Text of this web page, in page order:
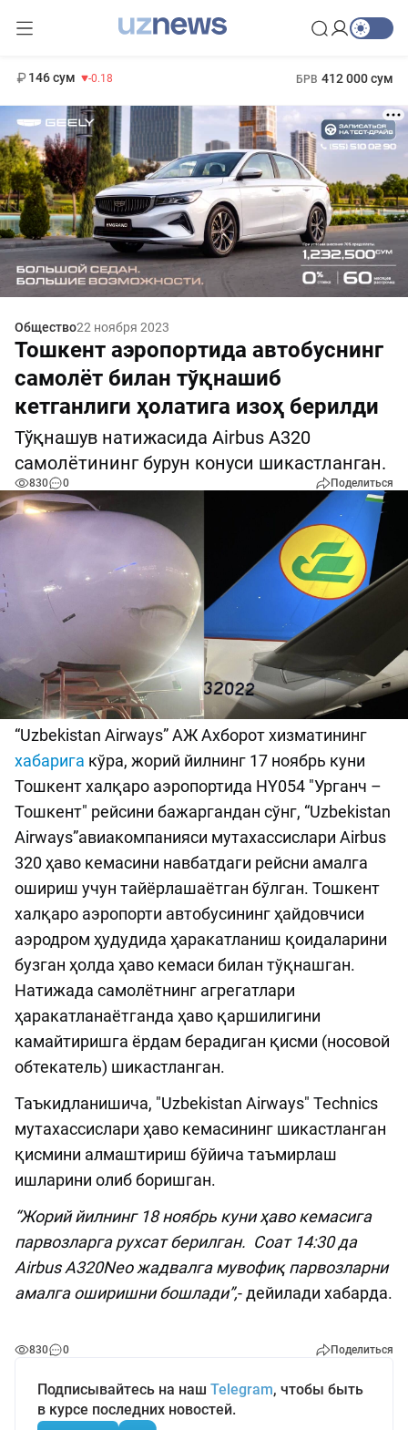
146 сум -0.18 БРВ 412 000 сум
Общество22 ноября 2023
Тошкент аэропортида автобуснинг
самолёт билан тўқнашиб
кетганлиги ҳолатига изоҳ берилди
Тўқнашув натижасида Airbus А320
самолётининг бурун конуси шикастланган.
830 0 Поделиться
“Uzbekistan Airways” АЖ Ахборот хизматининг
хабарига кўра, жорий йилнинг 17 ноябрь куни
Тошкент халқаро аэропортида HY054 "Урганч –
Тошкент" рейсини бажаргандан сўнг, “Uzbekistan
Airways”авиакомпанияси мутахассислари Airbus
320 ҳаво кемасини навбатдаги рейсни амалга
ошириш учун тайёрлашаётган бўлган. Тошкент
халқаро аэропорти автобусининг ҳайдовчиси
аэродром ҳудудида ҳаракатланиш қоидаларини
бузган ҳолда ҳаво кемаси билан тўқнашган.
Натижада самолётнинг агрегатлари
ҳаракатланаётганда ҳаво қаршилигини
камайтиришга ёрдам берадиган қисми (носовой
обтекатель) шикастланган.
Таъкидланишича, "Uzbekistan Airways" Technics
мутахассислари ҳаво кемасининг шикастланган
қисмини алмаштириш бўйича таъмирлаш
ишларини олиб боришган.
“Жорий йилнинг 18 ноябрь куни ҳаво кемасига
парвозларга рухсат берилган. Соат 14:30 да
Airbus A320Neo жадвалга мувофиқ парвозларни
амалга оширишни бошлади”,- дейилади хабарда.
830 0 Поделиться
Подписывайтесь на наш Telegram, чтобы быть
в курсе последних новостей.